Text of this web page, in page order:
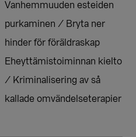
Vanhemmuuden esteiden
purkaminen / Bryta ner
hinder för föräldraskap
Eheyttämistoiminnan kielto
/ Kriminalisering av så
kallade omvändelseterapier